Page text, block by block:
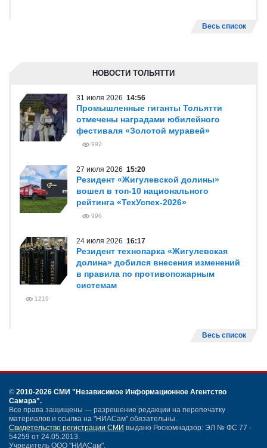
Весь список
НОВОСТИ ТОЛЬЯТТИ
31 июля 2026 14:56
Промышленные гиганты Тольятти
отмечены наградами юбилейного
фестиваля «Золотой муравей»
992
27 июля 2026 15:20
Резидент «Жигулевской долины»
вошел в топ-10 национального
рейтинга «ТехУспех-2026»
996
24 июля 2026 16:17
Резидент технопарка «Жигулевская
долина» добился внесения изменений
в правила по противопожарным
системам
1219
Весь список
© 2010-2026 СМИ "Независимое Информационное Агентство
Самара".
Все права защищены — разрешение редакции на перепечатку
материалов и ссылка на "НИАСам" обязательны.
Свидетельство регистрации СМИ выдано Роскомнадзор: ЭЛ № ФС 77 -
54259 от 24.05.2013.
Учредитель ООО "НИАСам".